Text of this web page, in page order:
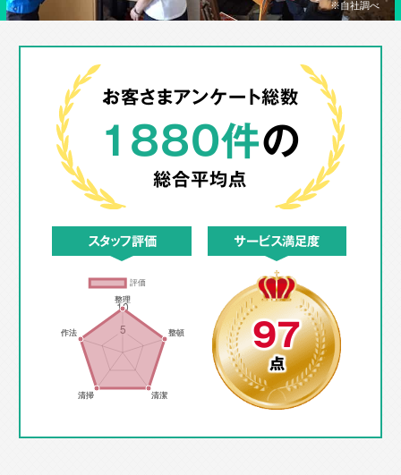
※自社調べ
お客さまアンケート総数
1880件の
総合平均点
スタッフ評価 サービス満足度
97
点